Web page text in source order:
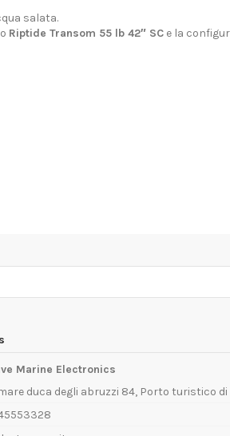
salata.
Riptide Transom 55 lb 42″ SCe la
Marine Electronics
duca degli abruzzi 84, Porto turistico di